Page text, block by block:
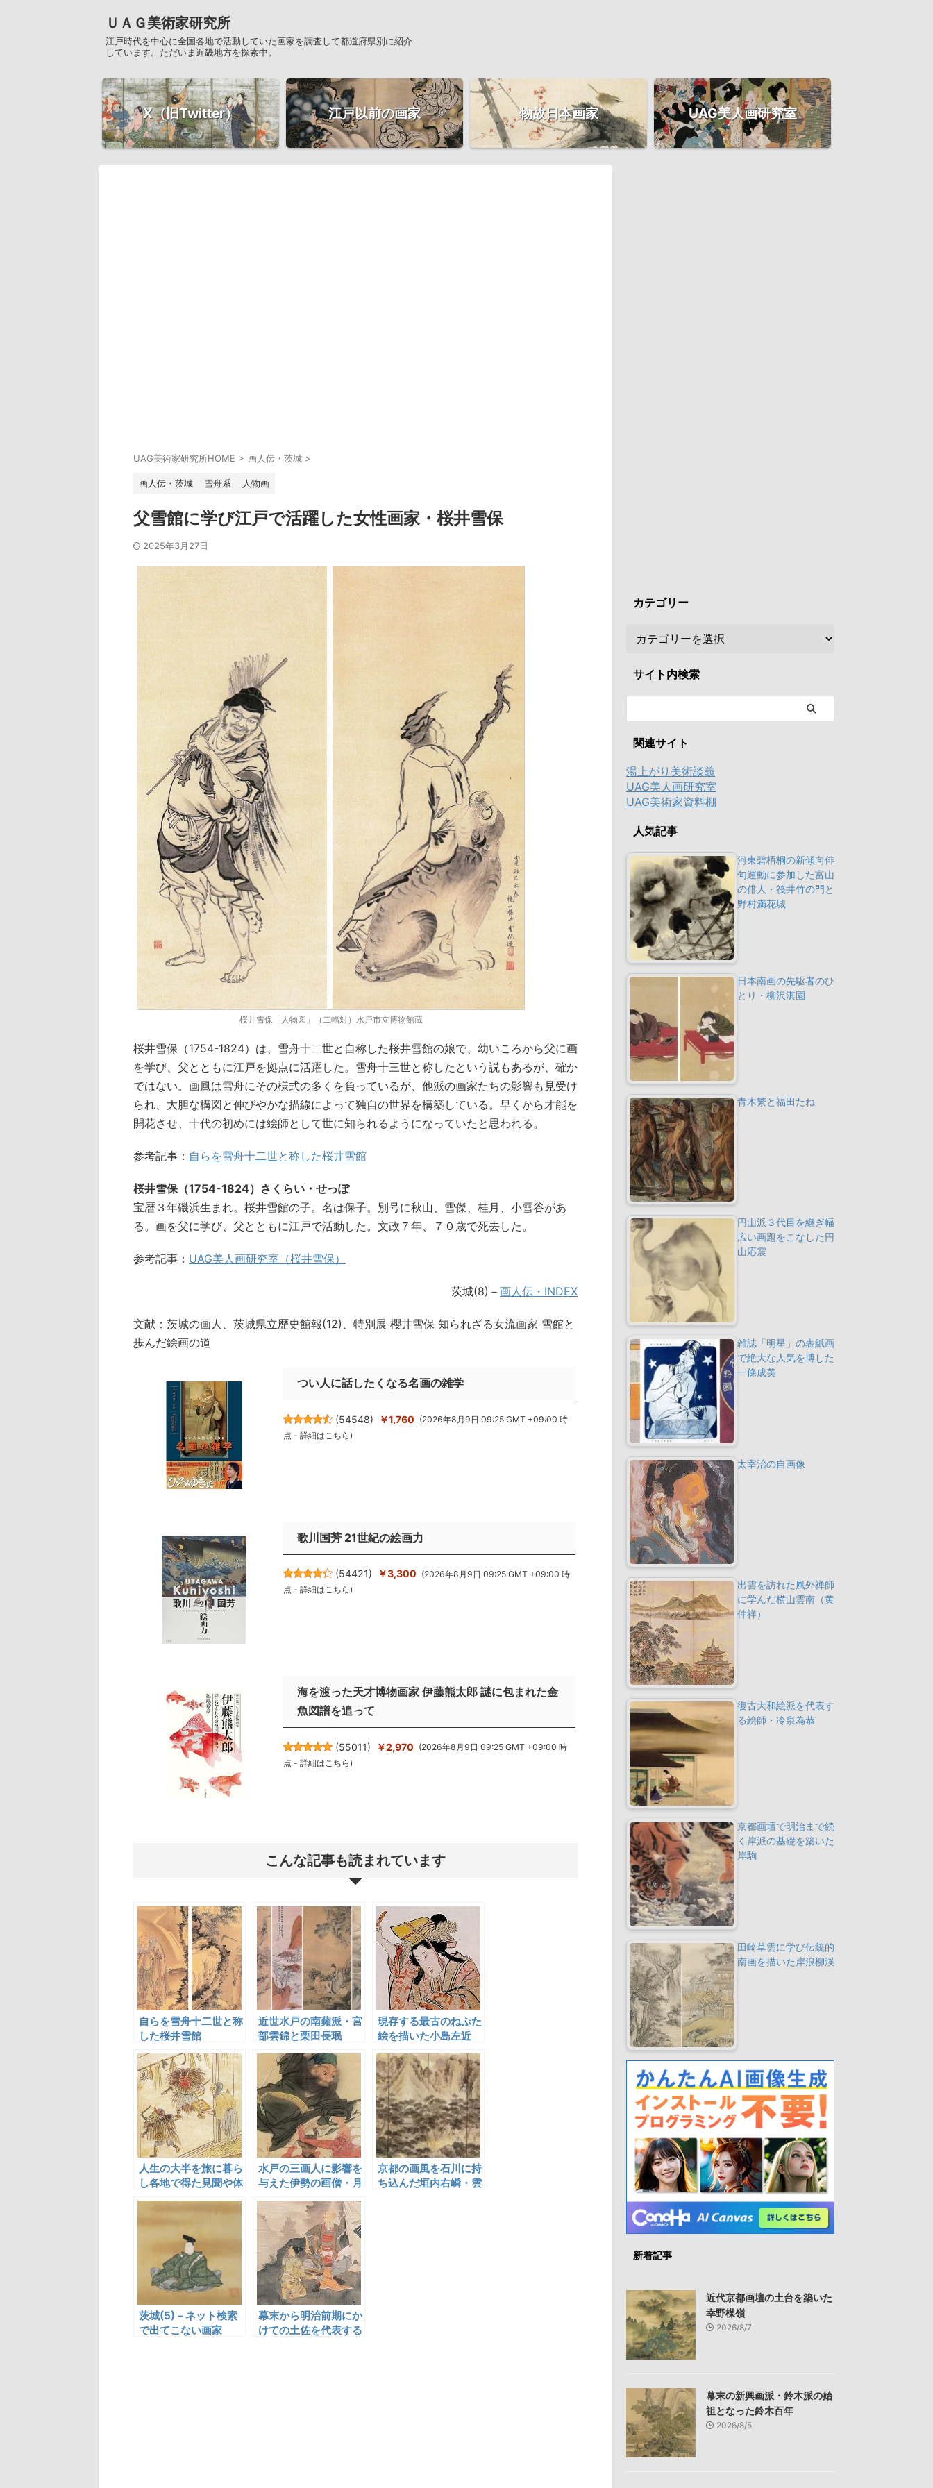
ＵＡＧ美術家研究所
江戸時代を中心に全国各地で活動していた画家を調査して都道府県別に紹介
しています。ただいま近畿地方を探索中。
X（旧Twitter） 江戸以前の画家 物故日本画家 UAG美人画研究室
UAG美術家研究所HOME > 画人伝・茨城 >
画人伝・茨城 雪舟系 人物画
父雪館に学び江戸で活躍した女性画家・桜井雪保
2025年3月27日
桜井雪保「人物図」（二幅対）水戸市立博物館蔵
桜井雪保（1754-1824）は、雪舟十二世と自称した桜井雪館の娘で、幼いころから父に画
を学び、父とともに江戸を拠点に活躍した。雪舟十三世と称したという説もあるが、確か
ではない。画風は雪舟にその様式の多くを負っているが、他派の画家たちの影響も見受け
られ、大胆な構図と伸びやかな描線によって独自の世界を構築している。早くから才能を
開花させ、十代の初めには絵師として世に知られるようになっていたと思われる。
参考記事： 自らを雪舟十二世と称した桜井雪館
桜井雪保（1754-1824）さくらい・せっぽ
宝暦３年磯浜生まれ。桜井雪館の子。名は保子。別号に秋山、雪傑、桂月、小雪谷があ
る。画を父に学び、父とともに江戸で活動した。文政７年、７０歳で死去した。
参考記事： UAG美人画研究室（桜井雪保）
茨城(8)－ 画人伝・INDEX
文献：茨城の画人、茨城県立歴史館報(12)、特別展 櫻井雪保 知られざる女流画家 雪館と
歩んだ絵画の道
つい人に話したくなる名画の雑学
(54548) ￥1,760 (2026年8月9日 09:25 GMT +09:00 時
点 -詳細はこちら )
歌川国芳 21世紀の絵画力
(54421) ￥3,300 (2026年8月9日 09:25 GMT +09:00 時
点 -詳細はこちら )
海を渡った天才博物画家 伊藤熊太郎 謎に包まれた金
魚図譜を追って
(55011) ￥2,970 (2026年8月9日 09:25 GMT +09:00 時
点 -詳細はこちら )
こんな記事も読まれています
自らを雪舟十二世と称
した桜井雪館
近世水戸の南蘋派・宮
部雲錦と栗田長珉
現存する最古のねぷた
絵を描いた小島左近
人生の大半を旅に暮ら
し各地で得た見聞や体
験を日記や地誌に描き
残した菅江真澄
水戸の三画人に影響を
与えた伊勢の画僧・月
僊
京都の画風を石川に持
ち込んだ垣内右嶙・雲
茨城(5)－ネット検索
で出てこない画家
幕末から明治前期にか
けての土佐を代表する
カテゴリー
サイト内検索
関連サイト
湯上がり美術談義
UAG美人画研究室
UAG美術家資料棚
人気記事
河東碧梧桐の新傾向俳
句運動に参加した富山
の俳人・筏井竹の門と
野村満花城
日本南画の先駆者のひ
とり・柳沢淇園
青木繁と福田たね
円山派３代目を継ぎ幅
広い画題をこなした円
山応震
雑誌「明星」の表紙画
で絶大な人気を博した
一條成美
太宰治の自画像
出雲を訪れた風外禅師
に学んだ横山雲南（黄
仲祥）
復古大和絵派を代表す
る絵師・冷泉為恭
京都画壇で明治まで続
く岸派の基礎を築いた
岸駒
田崎草雲に学び伝統的
南画を描いた岸浪柳渓
新着記事
近代京都画壇の土台を築いた
幸野楳嶺
2026/8/7
幕末の新興画派・鈴木派の始
祖となった鈴木百年
2026/8/5